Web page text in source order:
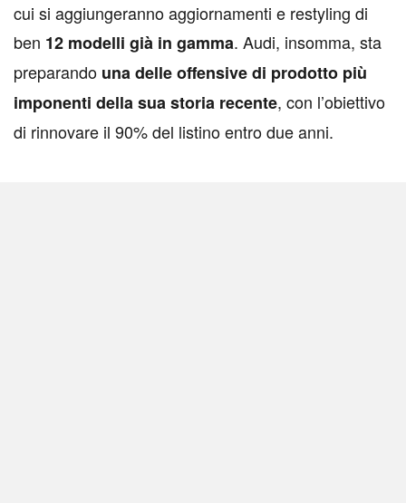
cui si aggiungeranno aggiornamenti e restyling di
ben 12 modelli già in gamma. Audi, insomma, sta
preparando una delle offensive di prodotto più
imponenti della sua storia recente, con l’obiettivo
di rinnovare il 90% del listino entro due anni.